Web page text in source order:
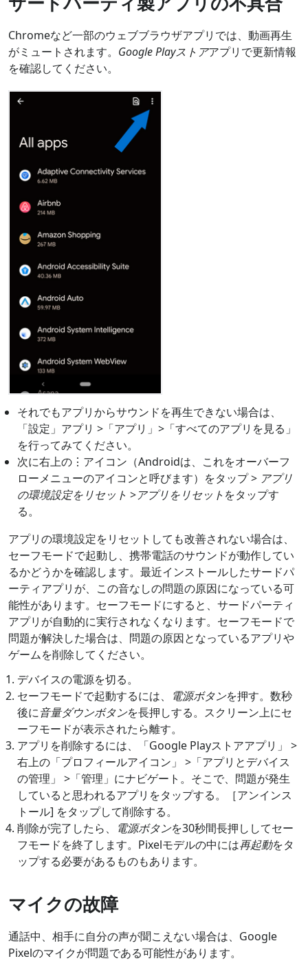
Chromeなど一部のウェブブラウザアプリでは、動画再生
がミュートされます。 Google Playストアアプリで更新情報
を確認してください。
それでもアプリからサウンドを再生できない場合は、
「設定」アプリ >「アプリ」>「すべてのアプリを見る」
を行ってみてください。
次に右上の⋮アイコン（Androidは、これをオーバーフ
ローメニューのアイコンと呼びます）をタップ > アプリ
の環境設定をリセット >アプリをリセット をタップす
る。
アプリの環境設定をリセットしても改善されない場合は、
セーフモードで起動し、携帯電話のサウンドが動作してい
るかどうかを確認します。最近インストールしたサードパ
ーティアプリが、この音なしの問題の原因になっている可
能性があります。セーフモードにすると、サードパーティ
アプリが自動的に実行されなくなります。セーフモードで
問題が解決した場合は、問題の原因となっているアプリや
ゲームを削除してください。
デバイスの電源を切る。
セーフモードで起動するには、
電源ボタンを押す。数秒
後に音量ダウンボタンを長押しする。スクリーン上にセ
ーフモードが表示されたら離す。
アプリを削除するには、「Google Playストアアプリ」 >
右上の「プロフィールアイコン」 >「アプリとデバイス
の管理」 >「管理」にナビゲート。そこで、問題が発生
していると思われるアプリをタップする。［アンインス
トール] をタップして削除する。
削除が完了したら、
電源ボタンを30秒間長押ししてセー
フモードを終了します。Pixelモデルの中には再起動をタ
ップする必要があるものもあります。
マイクの故障
通話中、相手に自分の声が聞こえない場合は、Google
Pixelのマイクが問題である可能性があります。